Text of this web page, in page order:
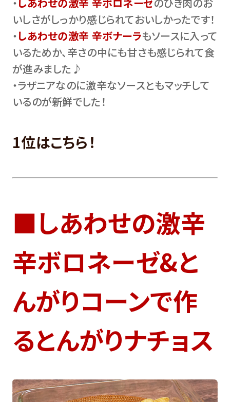
いしさがしっかり感じられておいしかったです！
・しあわせの激辛 辛ボナーラもソースに入って
いるためか、辛さの中にも甘さも感じられて食
が進みました♪
・ラザニアなのに激辛なソースともマッチして
いるのが新鮮でした！
1位はこちら！
■しあわせの激辛
辛ボロネーゼ&と
んがりコーンで作
るとんがりナチョス